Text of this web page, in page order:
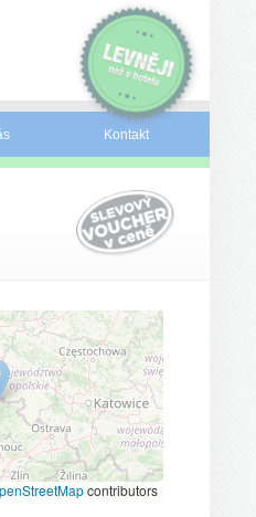
Kontakt
contributors